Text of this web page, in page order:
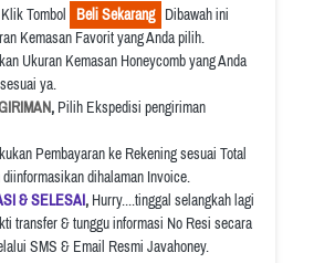
Tombol
  Beli Sekarang
Dibawah ini
Kemasan Favorit yang Anda pilih.
Ukuran Kemasan Honeycomb yang Anda
ya.
, Pilih Ekspedisi pengiriman
Pembayaran ke Rekening sesuai Total
dihalaman Invoice.
& SELESAI, Hurry....tinggal selangkah lagi
transfer & tunggu informasi No Resi secara
SMS & Email Resmi Javahoney.